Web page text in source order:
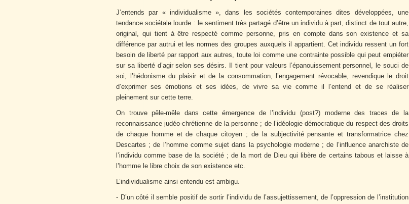
J’entends par « individualisme », dans les sociétés contemporaines dites développées, une
tendance sociétale lourde : le sentiment très partagé d’être un individu à part, distinct de tout autre,
original, qui tient à être respecté comme personne, pris en compte dans son existence et sa
différence par autrui et les normes des groupes auxquels il appartient. Cet individu ressent un fort
besoin de liberté par rapport aux autres, toute loi comme une contrainte possible qui peut empiéter
sur sa liberté d’agir selon ses désirs. Il tient pour valeurs l’épanouissement personnel, le souci de
soi, l’hédonisme du plaisir et de la consommation, l’engagement révocable, revendique le droit
d’exprimer ses émotions et ses idées, de vivre sa vie comme il l’entend et de se réaliser
pleinement sur cette terre.
On trouve pêle-mêle dans cette émergence de l’individu (post?) moderne des traces de la
reconnaissance judéo-chrétienne de la personne ; de l’idéologie démocratique du respect des droits
de chaque homme et de chaque citoyen ; de la subjectivité pensante et transformatrice chez
Descartes ; de l’homme comme sujet dans la psychologie moderne ; de l’influence anarchiste de
l’individu comme base de la société ; de la mort de Dieu qui libère de certains tabous et laisse à
l’homme le libre choix de son existence etc.
L’individualisme ainsi entendu est ambigu.
- D’un côté il semble positif de sortir l’individu de l’assujettissement, de l’oppression de l’institution